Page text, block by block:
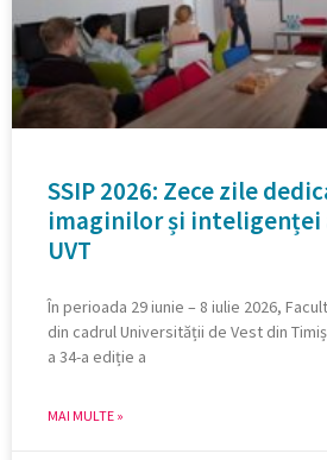
SSIP 2026: Zece zile
imaginilor și
UVT
În perioada 29 iunie – 8 iulie 2026,
din cadrul Universității de Vest din
a 34-a ediție a
MAI MULTE »